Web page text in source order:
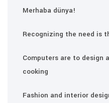
Merhaba dünya!
Recognizing the need is
Computers are to design
cooking
Fashion and interior